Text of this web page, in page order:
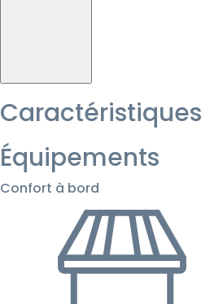
Caractéristiques
Équipements
Confort à bord